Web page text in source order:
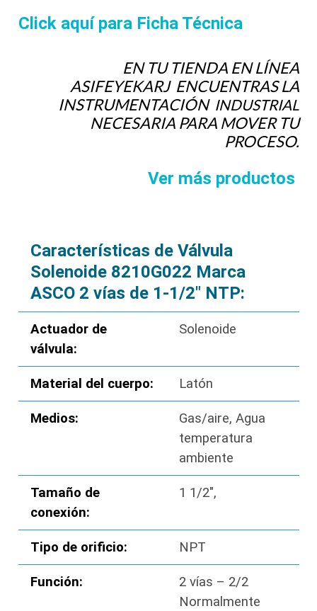
Click aquí para Ficha Técnica
EN TU TIENDA EN LÍNEA
ASIFEYEKARJ ENCUENTRAS LA
INSTRUMENTACIÓN INDUSTRIAL
NECESARIA PARA MOVER TU
PROCESO.
Ver más productos
Características de Válvula
Solenoide 8210G022 Marca
ASCO 2 vías de 1-1/2″ NTP:
Actuador de
válvula:
Solenoide
Material del cuerpo: Latón
Medios:
Gas/aire, Agua
temperatura
ambiente
Tamaño de
conexión:
1 1/2″,
Tipo de orificio: NPT
Función:
2 vías – 2/2
Normalmente